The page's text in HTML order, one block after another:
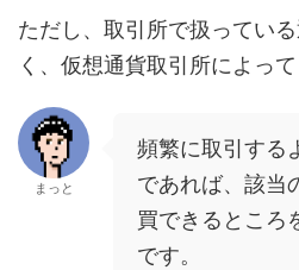
ただし、取引所で扱ってい
く、仮想通貨取引所によって
まっと
頻繁に取引する
であれば、該当
買できるところ
です。